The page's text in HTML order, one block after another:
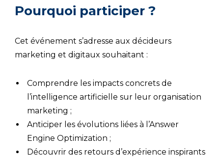
Pourquoi participer ?
Cet événement s’adresse aux décideurs
marketing et digitaux souhaitant :
Comprendre les impacts concrets de
l’intelligence artificielle sur leur organisation
marketing ;
Anticiper les évolutions liées à l’Answer
Engine Optimization ;
Découvrir des retours d’expérience inspirants